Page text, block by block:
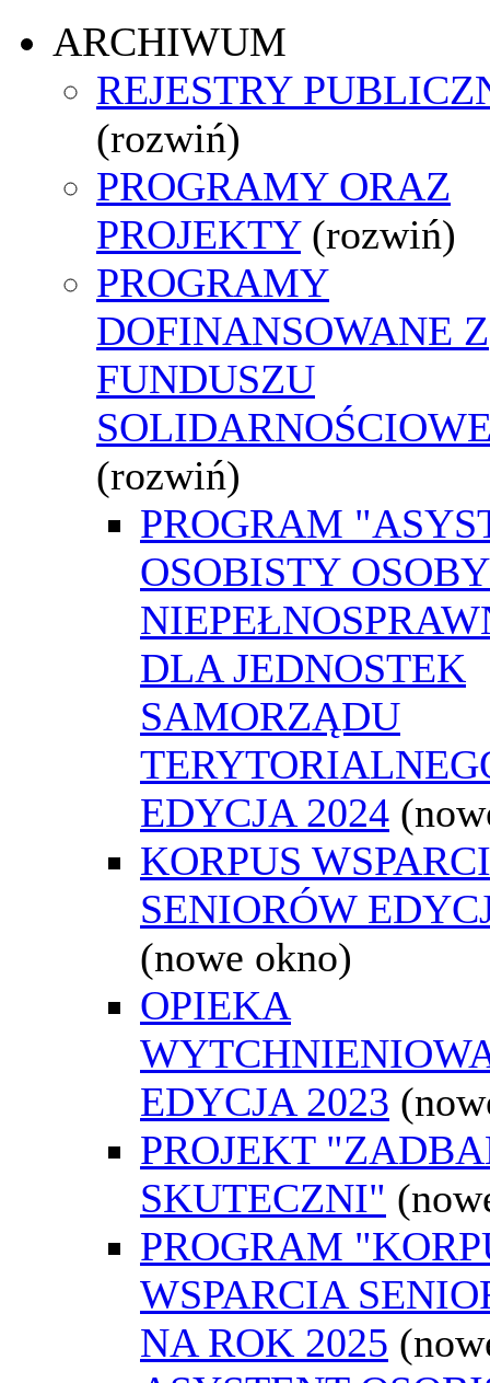
ARCHIWUM
REJESTRY
(rozwiń)
PROGRAMY ORAZ
PROJEKTY (rozwiń)
PROGRAMY
DOFINANSOWANE Z
FUNDUSZU
(rozwiń)
PROGRAM
OSOBISTY
DLA JEDNOSTEK
SAMORZĄDU
EDYCJA 2024
KORPUS
SENIORÓW
(nowe okno)
OPIEKA
EDYCJA 2023
PROJEKT
SKUTECZNI"
PROGRAM
WSPARCIA
NA ROK 2025